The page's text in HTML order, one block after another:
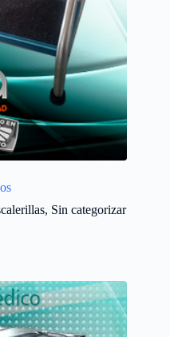
, Sin categorizar